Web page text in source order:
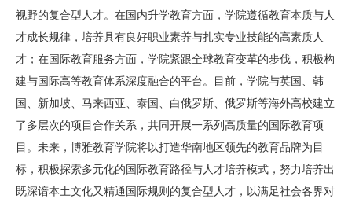
视野的复合型人才。在国内升学教育方面，学院遵循教育本质与人
才成长规律，培养具有良好职业素养与扎实专业技能的高素质人
才；在国际教育服务方面，学院紧跟全球教育变革的步伐，积极构
建与国际高等教育体系深度融合的平台。目前，学院与英国、韩
国、新加坡、马来西亚、泰国、白俄罗斯、俄罗斯等海外高校建立
了多层次的项目合作关系，共同开展一系列高质量的国际教育项
目。未来，博雅教育学院将以打造华南地区领先的教育品牌为目
标，积极探索多元化的国际教育路径与人才培养模式，努力培养出
既深谙本土文化又精通国际规则的复合型人才，以满足社会各界对